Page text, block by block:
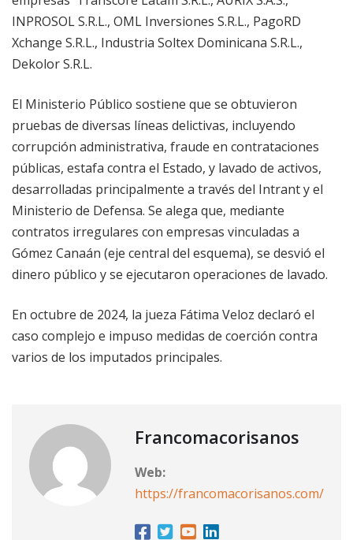
INPROSOL S.R.L., OML Inversiones S.R.L., PagoRD
Xchange S.R.L., Industria Soltex Dominicana S.R.L.,
Dekolor S.R.L.
El Ministerio Público sostiene que se obtuvieron
pruebas de diversas líneas delictivas, incluyendo
corrupción administrativa, fraude en contrataciones
públicas, estafa contra el Estado, y lavado de activos,
desarrolladas principalmente a través del Intrant y el
Ministerio de Defensa. Se alega que, mediante
contratos irregulares con empresas vinculadas a
Gómez Canaán (eje central del esquema), se desvió el
dinero público y se ejecutaron operaciones de lavado.
En octubre de 2024, la jueza Fátima Veloz declaró el
caso complejo e impuso medidas de coerción contra
varios de los imputados principales.
Francomacorisanos
Web:
https://francomacorisanos.com/